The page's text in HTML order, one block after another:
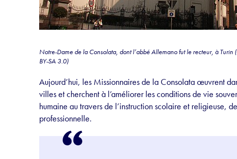
Notre-Dame de la Consolata, dont l’abbé Allemano fut le recteur, à Turin
BY-SA 3.0)
Aujourd’hui, les Missionnaires de la Consolata œuvrent
villes et cherchent à l’améliorer les conditions de vie
humaine au travers de l’instruction scolaire et religieuse,
professionnelle.